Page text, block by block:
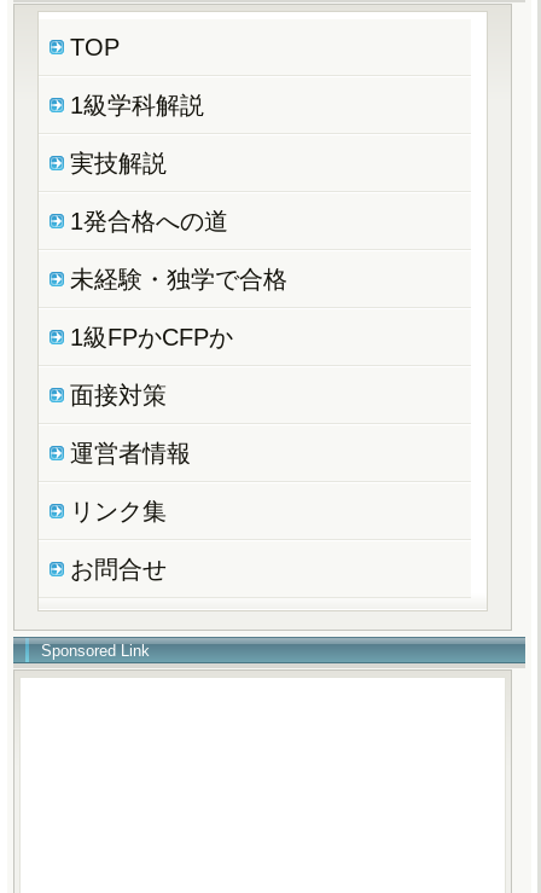
TOP
1級学科解説
実技解説
1発合格への道
未経験・独学で合格
1級FPかCFPか
面接対策
運営者情報
リンク集
お問合せ
Sponsored Link